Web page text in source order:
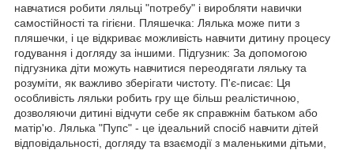
навчатися робити ляльці "потребу" і виробляти навички
самостійності та гігієни. Пляшечка: Лялька може пити з
пляшечки, і це відкриває можливість навчити дитину процесу
годування і догляду за іншими. Підгузник: За допомогою
підгузника діти можуть навчитися переодягати ляльку та
розуміти, як важливо зберігати чистоту. П'є-писає: Ця
особливість ляльки робить гру ще більш реалістичною,
дозволяючи дитині відчути себе як справжнім батьком або
матір'ю. Лялька "Пупс" - це ідеальний спосіб навчити дітей
відповідальності, догляду та взаємодії з маленькими дітьми,